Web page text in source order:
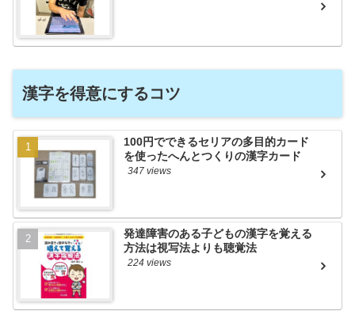
漢字を得意にするコツ
100円でできるセリアの多目的カード
を使ったへんとつくりの漢字カード
347 views
発達障害のある子どもの漢字を覚える
方法は視写法よりも聴覚法
224 views